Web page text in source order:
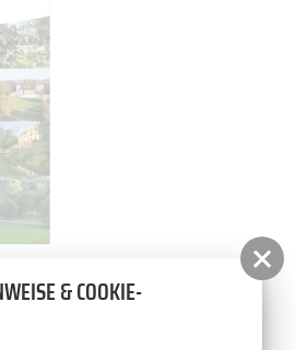
& COOKIE-